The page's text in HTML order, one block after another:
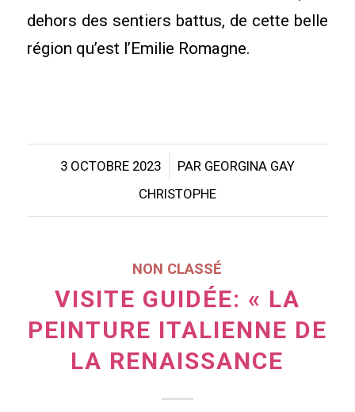
dehors des sentiers battus, de cette belle
région qu’est l’Emilie Romagne.
3 OCTOBRE 2023
/ PAR GEORGINA GAY
CHRISTOPHE
NON CLASSÉ
VISITE GUIDÉE: « LA
PEINTURE ITALIENNE DE
LA RENAISSANCE